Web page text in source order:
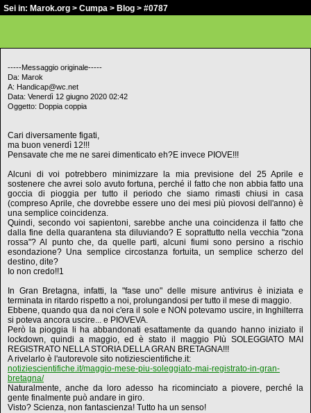
Sei in: Marok.org > Cumpa > Blog > #0787
-----Messaggio originale-----
Da: Marok
A: Handicap@wc.net
Data: Venerdì 12 giugno 2020 02:42
Oggetto: Doppia coppia
Cari diversamente figati,
ma buon venerdì 12!!!
Pensavate che me ne sarei dimenticato eh?E invece PIOVE!!!
Alcuni di voi potrebbero minimizzare la mia previsione del 25 Aprile e
sostenere che avrei solo avuto fortuna, perché il fatto che non abbia fatto una
goccia di pioggia per tutto il periodo che siamo rimasti chiusi in casa
(compreso Aprile, che dovrebbe essere uno dei mesi più piovosi dell'anno) è
una semplice coincidenza.
Quindi, secondo voi sapientoni, sarebbe anche una coincidenza il fatto che
dalla fine della quarantena sta diluviando? E soprattutto nella vecchia "zona
rossa"? Al punto che, da quelle parti, alcuni fiumi sono persino a rischio
esondazione? Una semplice circostanza fortuita, un semplice scherzo del
destino, dite?
Io non credo!!1
In Gran Bretagna, infatti, la "fase uno" delle misure antivirus è iniziata e
terminata in ritardo rispetto a noi, prolungandosi per tutto il mese di maggio.
Ebbene, quando qua da noi c'era il sole e NON potevamo uscire, in Inghilterra
si poteva ancora uscire... e PIOVEVA.
Però la pioggia li ha abbandonati esattamente da quando hanno iniziato il
lockdown, quindi a maggio, ed è stato il maggio PIù SOLEGGIATO MAI
REGISTRATO NELLA STORIA DELLA GRAN BRETAGNA!!!
A rivelarlo è l'autorevole sito notiziescientifiche.it:
notiziescientifiche.it/maggio-mese-piu-soleggiato-mai-registrato-in-gran-
bretagna/
Naturalmente, anche da loro adesso ha ricominciato a piovere, perché la
gente finalmente può andare in giro.
Visto? Scienza, non fantascienza! Tutto ha un senso!